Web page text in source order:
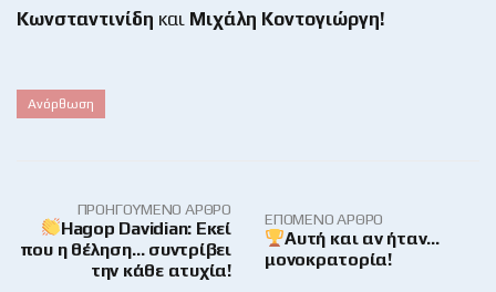
Κωνσταντινίδη και Μιχάλη Κοντογιώργη!
Ανόρθωση
ΠΡΟΗΓΟΎΜΕΝΟ ΆΡΘΡΟ
Hagop Davidian: Εκεί
που η θέληση… συντρίβει
την κάθε ατυχία!
ΕΠΌΜΕΝΟ ΆΡΘΡΟ
Αυτή και αν ήταν…
μονοκρατορία!